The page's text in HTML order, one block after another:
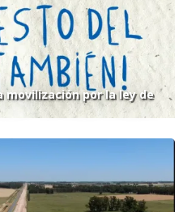
movilización por la ley de